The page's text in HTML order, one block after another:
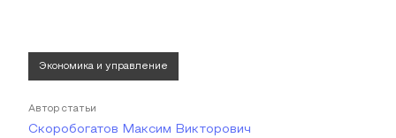
Экономика и управление
Автор статьи
Скоробогатов Максим Викторович